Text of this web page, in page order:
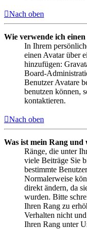
Nach oben
Wie verwende ich
In Ihrem
einen Avatar über
hinzufügen:
Board-
Benutzer Avatare
benutzen können,
kontaktieren.
Nach oben
Was ist mein Rang
Ränge, die unter
viele Beiträge Sie
bestimmte
Normalerweise
direkt ändern, da
wurden. Bitte
Ihren Rang zu
Verhalten nicht
Ihren Rang unter